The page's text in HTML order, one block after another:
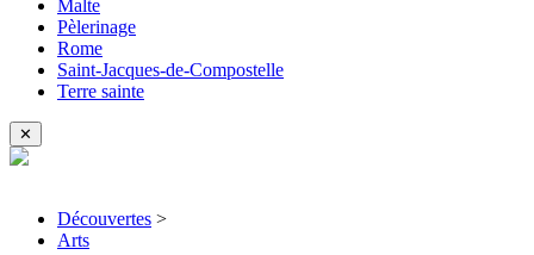
Malte
Pèlerinage
Rome
Saint-Jacques-de-Compostelle
Terre sainte
✕
Découvertes >
Arts